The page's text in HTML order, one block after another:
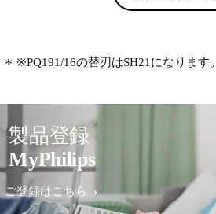
※PQ191/16の替刃はSH21になります。
製品登録
MyPhilips
ご登録はこちら